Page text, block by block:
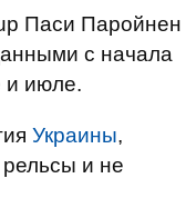
Паси Паройнен
с начала
и июле.
Украины,
и не